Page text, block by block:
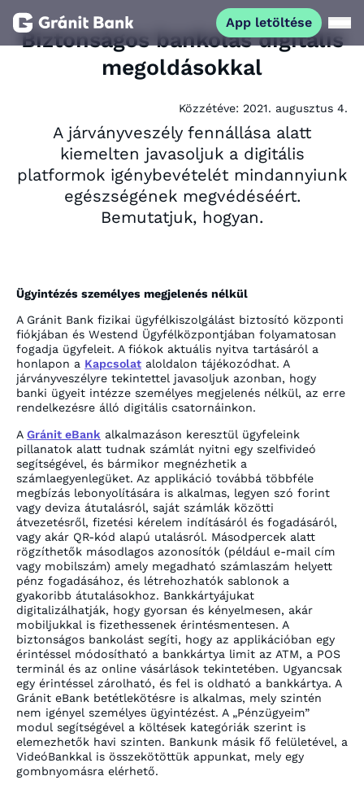
App letöltése
Magánszemélyeknek
Vállalkozásoknak
Fiataloknak
Befektetőknek
Netbank App letöltése
Biztonságos bankolás digitális
megoldásokkal
Közzétéve: 2021. augusztus 4.
A járványveszély fennállása alatt
kiemelten javasoljuk a digitális
platformok igénybevételét mindannyiunk
egészségének megvédéséért.
Bemutatjuk, hogyan.
Ügyintézés személyes megjelenés nélkül
A Gránit Bank fizikai ügyfélkiszolgálást biztosító központi
fiókjában és Westend Ügyfélközpontjában folyamatosan
fogadja ügyfeleit. A fiókok aktuális nyitva tartásáról a
honlapon a Kapcsolat aloldalon tájékozódhat. A
járványveszélyre tekintettel javasoljuk azonban, hogy
banki ügyeit intézze személyes megjelenés nélkül, az erre
rendelkezésre álló digitális csatornáinkon.
A Gránit eBank alkalmazáson keresztül ügyfeleink
pillanatok alatt tudnak számlát nyitni egy szelfivideó
segítségével, és bármikor megnézhetik a
számlaegyenlegüket. Az applikáció továbbá többféle
megbízás lebonyolítására is alkalmas, legyen szó forint
vagy deviza átutalásról, saját számlák közötti
átvezetésről, fizetési kérelem indításáról és fogadásáról,
vagy akár QR-kód alapú utalásról. Másodpercek alatt
rögzíthetők másodlagos azonosítók (például e-mail cím
vagy mobilszám) amely megadható számlaszám helyett
pénz fogadásához, és létrehozhatók sablonok a
gyakoribb átutalásokhoz. Bankkártyájukat
digitalizálhatják, hogy gyorsan és kényelmesen, akár
mobiljukkal is fizethessenek érintésmentesen. A
biztonságos bankolást segíti, hogy az applikációban egy
érintéssel módosítható a bankkártya limit az ATM, a POS
terminál és az online vásárlások tekintetében. Ugyancsak
egy érintéssel zárolható, és fel is oldható a bankkártya. A
Gránit eBank betétlekötésre is alkalmas, mely szintén
nem igényel személyes ügyintézést. A „Pénzügyeim”
modul segítségével a költések kategóriák szerint is
elemezhetők havi szinten. Bankunk másik fő felületével, a
VideóBankkal is összekötöttük appunkat, mely egy
gombnyomásra elérhető.